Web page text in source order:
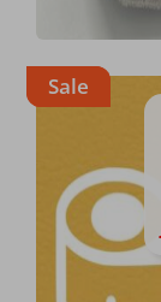
Sale